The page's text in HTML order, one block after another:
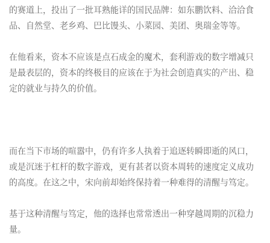
的赛道上，投出了一批耳熟能详的国民品牌：如东鹏饮料、洽洽食
品、自然堂、老乡鸡、巴比馒头、小菜园、美团、奥瑞金等等。
在他看来，资本不应该是点石成金的魔术，套利游戏的数字增减只
是最表层的，资本的终极目的应该在于为社会创造真实的产出、稳
定的就业与持久的价值。
而在当下市场的喧嚣中，仍有许多人执着于追逐转瞬即逝的风口，
或是沉迷于杠杆的数字游戏，更有甚者以资本周转的速度定义成功
的高度。在这之中，宋向前却始终保持着一种难得的清醒与笃定。
基于这种清醒与笃定，他的选择也常常透出一种穿越周期的沉稳力
量。